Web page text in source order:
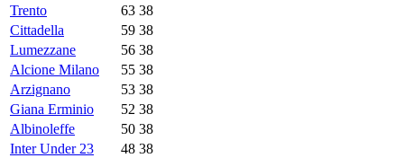
Trento
63 38
Cittadella
59 38
Lumezzane
56 38
Alcione Milano
55 38
Arzignano
53 38
Giana Erminio
52 38
Albinoleffe
50 38
Inter Under 23
48 38